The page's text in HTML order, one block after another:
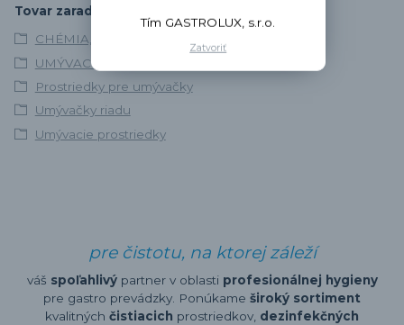
Tovar zaradený v kategóriách
CHÉMIA, SANITA A DEZINFEKCIA
UMÝVACÍ PROGRAM
Prostriedky pre umývačky
Umývačky riadu
Umývacie prostriedky
pre čistotu, na ktorej záleží
váš spoľahlivý partner v oblasti profesionálnej hygieny
pre gastro prevádzky. Ponúkame široký sortiment
kvalitných čistiacich prostriedkov, dezinfekčných
Tím GASTROLUX, s.r.o.
Zatvoriť